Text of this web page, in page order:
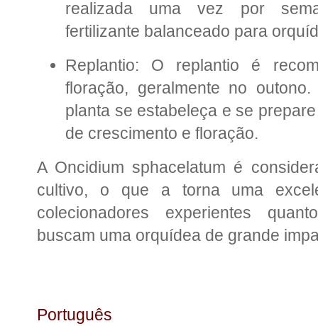
realizada uma vez por
fertilizante balanceado para
Replantio: O replantio é
floração, geralmente no
planta se estabeleça e se
de crescimento e floração.
A Oncidium sphacelatum é
cultivo, o que a torna uma
colecionadores experientes
buscam uma orquídea de grande
Português